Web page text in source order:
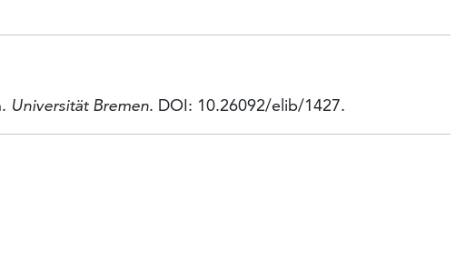
Universität Bremen. DOI: 10.26092/elib/1427.